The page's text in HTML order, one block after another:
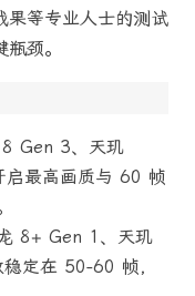
等专业人士的测试
颈。
Gen 3、天玑
最高画质与 60 帧
8+ Gen 1、天玑
定在 50-60 帧，